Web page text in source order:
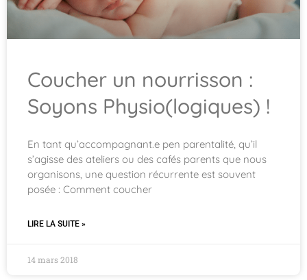
Coucher un nourrisson :
Soyons Physio(logiques) !
En tant qu’accompagnant.e pen parentalité, qu’il
s’agisse des ateliers ou des cafés parents que nous
organisons, une question récurrente est souvent
posée : Comment coucher
LIRE LA SUITE »
14 mars 2018